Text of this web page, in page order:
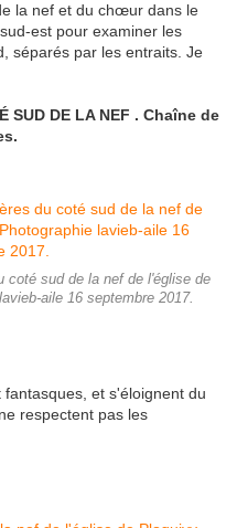
la nef et du chœur dans le
est pour examiner les
séparés par les entraits. Je
SUD DE LA NEF . Chaîne de
coté sud de la nef de l'église de
aile 16 septembre 2017.
et s'éloignent du
respectent pas les